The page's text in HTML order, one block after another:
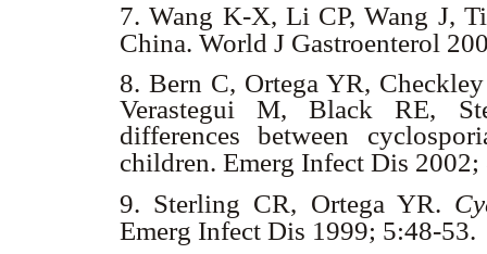
7.Wang K-X, Li CP, Wang J,
China. World J Gastroenterol
8. Bern C, Ortega YR,
Verastegui M, Black RE,
differences between
children. Emerg Infect Dis
9. Sterling CR, Ortega YR.
Emerg Infect Dis 1999; 5:48-